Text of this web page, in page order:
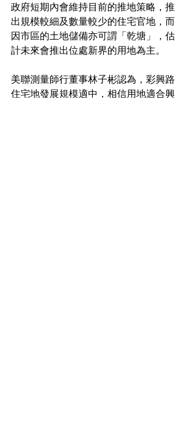
政府短期內會維持目前的推地策略，推
出規模較細及數量較少的住宅官地，而
因市區的土地儲備亦可謂「乾塘」，估
計未來會推出位處新界的用地為主。
美聯測量師行董事林子彬認為，彩興路
住宅地發展規模適中，相信用地適合興